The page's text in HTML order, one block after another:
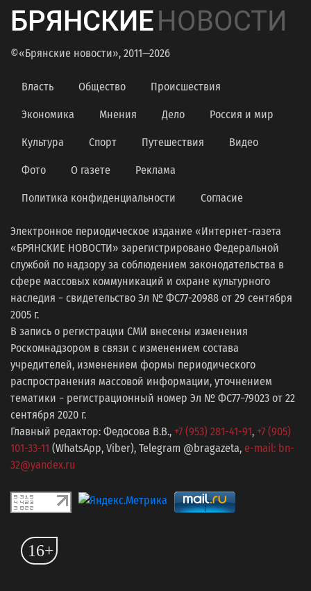
БРЯНСКИЕНОВОСТИ
©«Брянские новости», 2011—2026
Власть Общество Происшествия
Экономика Мнения Дело Россия и мир
Культура Спорт Путешествия Видео
Фото О газете Реклама
Политика конфиденциальности Согласие
Электронное периодическое издание «Интернет-газета
«БРЯНСКИЕ НОВОСТИ» зарегистрировано Федеральной
службой по надзору за соблюдением законодательства в
сфере массовых коммуникаций и охране культурного
наследия − свидетельство Эл № ФС77-20988 от 29 сентября
2005 г.
В запись о регистрации СМИ внесены изменения
Роскомнадзором в связи с изменением состава
учредителей, изменением формы периодического
распространения массовой информации, уточнением
тематики − регистрационный номер Эл № ФС77−79023 от 22
сентября 2020 г.
Главный редактор: Федосова В.В., +7 (953) 281-41-91, +7 (905)
101-33-11 (WhatsApp, Viber), Telegram @bragazeta, e-mail: bn-
32@yandex.ru
16+